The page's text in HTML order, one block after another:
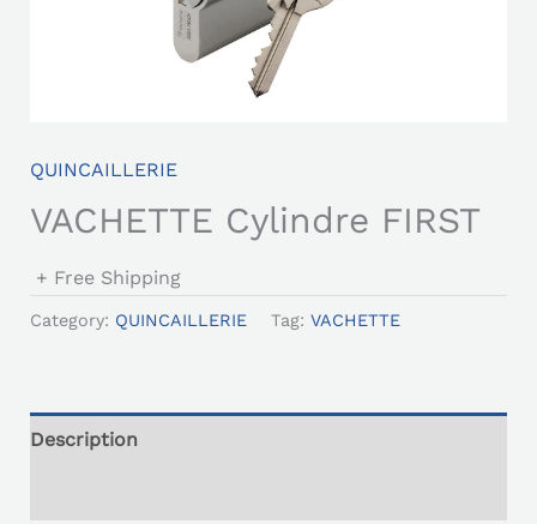
QUINCAILLERIE
VACHETTE Cylindre FIRST
+ Free Shipping
Category: QUINCAILLERIE Tag: VACHETTE
Description